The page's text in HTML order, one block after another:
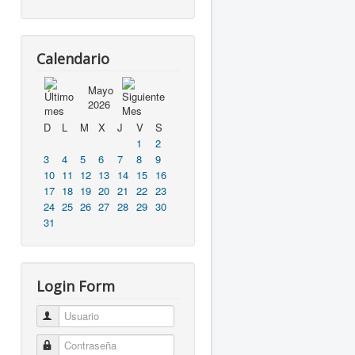
Calendario
Mayo
2026
D
L M X J V
S
1
2
3
4 5 6 7 8
9
10 11 12 13 14 15
16
17 18 19 20 21 22 23
24 25 26 27 28 29 30
31
Login Form
Usuario
Contraseña